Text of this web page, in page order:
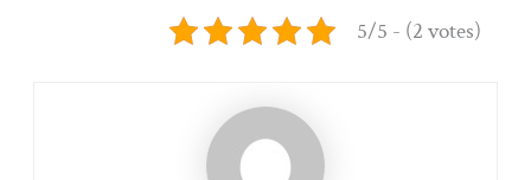
5/5 - (2 votes)